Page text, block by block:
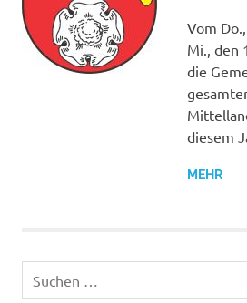
Vom
Mi., den
die
diesem
MEHR
nach: